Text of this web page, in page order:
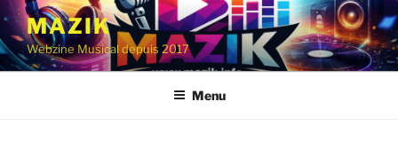
Aller
contenu
principal
MAZIK
Webzine Musical depuis 2017
Menu